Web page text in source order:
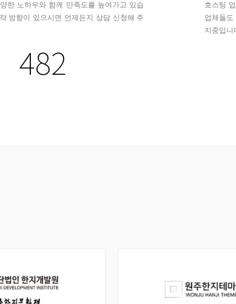
한 노하우와 함께 만족도를 높여가고 있습
방향이 있으시면 언제든지 상담 신청해 주
482
호스팅
업체들
지중입니